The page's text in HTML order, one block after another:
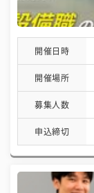
開催日時
開催場所
募集人数
申込締切